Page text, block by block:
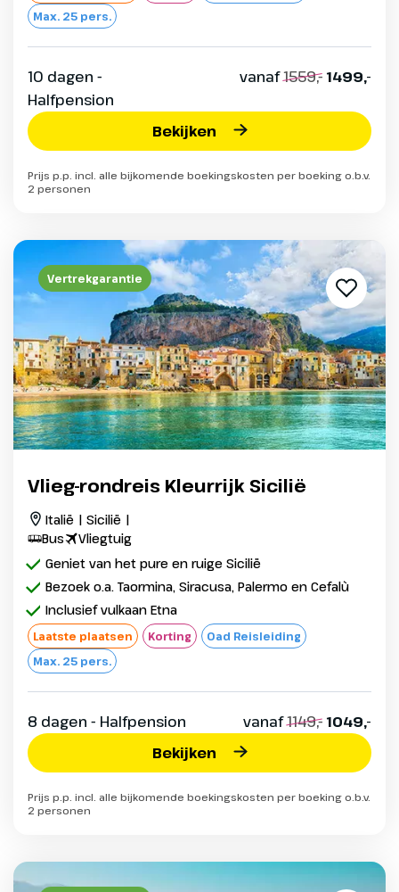
Max. 25 pers.
10 dagen -
Halfpension
vanaf1559,- 1499,-
Bekijken
Prijs p.p. incl. alle bijkomende boekingskosten per boeking o.b.v.
2 personen
Vertrekgarantie
Vlieg-rondreis Kleurrijk Sicilië
Italië | Sicilië |
Bus
Vliegtuig
Geniet van het pure en ruige Sicilië
Bezoek o.a. Taormina, Siracusa, Palermo en Cefalù
Inclusief vulkaan Etna
Laatste plaatsen Korting
Oad Reisleiding
Max. 25 pers.
8 dagen - Halfpension vanaf1149,- 1049,-
Bekijken
Prijs p.p. incl. alle bijkomende boekingskosten per boeking o.b.v.
2 personen